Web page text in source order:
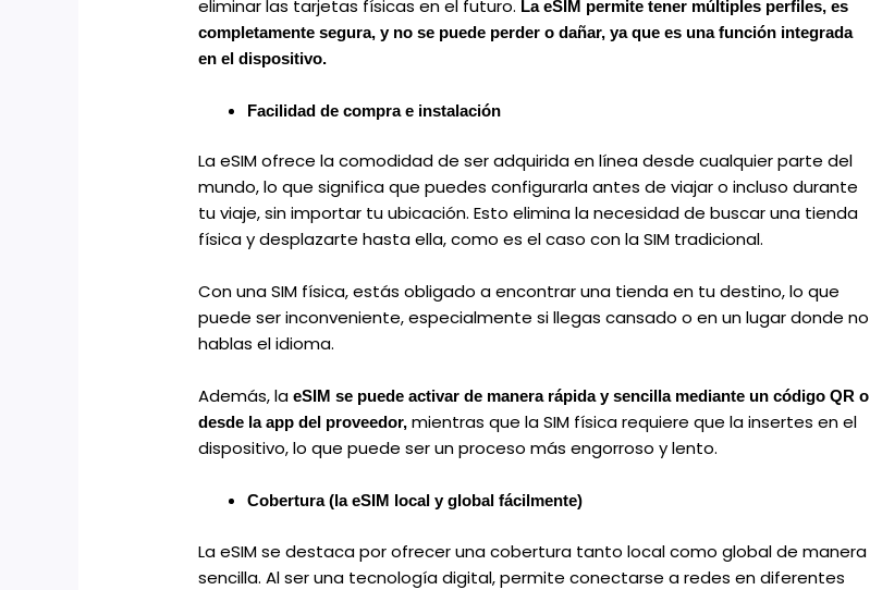
eliminar las tarjetas físicas en el futuro. La eSIM permite tener múltiples perfiles, es
completamente segura, y no se puede perder o dañar, ya que es una función integrada
en el dispositivo.
Facilidad de compra e instalación
La eSIM ofrece la comodidad de ser adquirida en línea desde cualquier parte del
mundo, lo que significa que puedes configurarla antes de viajar o incluso durante
tu viaje, sin importar tu ubicación. Esto elimina la necesidad de buscar una tienda
física y desplazarte hasta ella, como es el caso con la SIM tradicional.
Con una SIM física, estás obligado a encontrar una tienda en tu destino, lo que
puede ser inconveniente, especialmente si llegas cansado o en un lugar donde no
hablas el idioma.
Además, laeSIM se puede activar de manera rápida y sencilla mediante un código QR o
desde la app del proveedor,mientras que la SIM física requiere que la insertes en el
dispositivo, lo que puede ser un proceso más engorroso y lento.
Cobertura (la eSIM local y global fácilmente)
La eSIM se destaca por ofrecer una cobertura tanto local como global de manera
sencilla. Al ser una tecnología digital, permite conectarse a redes en diferentes